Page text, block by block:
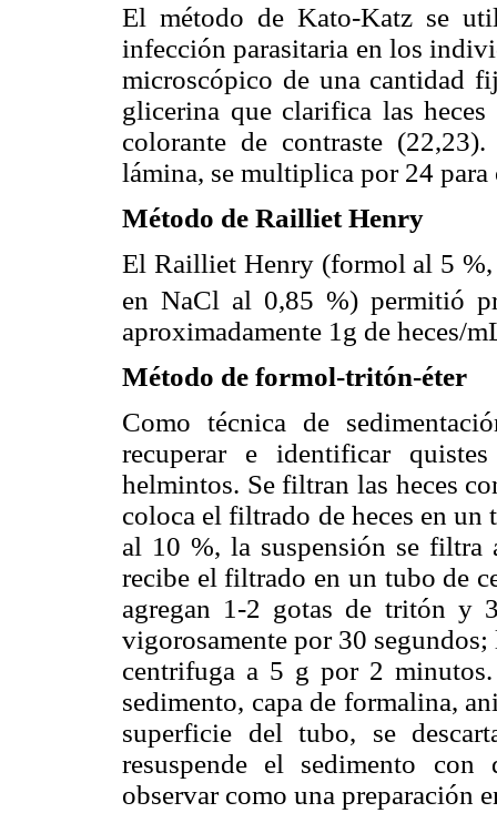
El método de Kato-Katz se
infección parasitaria en los
microscópico de una cantidad
glicerina que clarifica las
colorante de contraste
lámina, se multiplica por 24 para
Método de Railliet Henry
El Railliet Henry (formol al 5
en NaCl al 0,85 %) permitió
aproximadamente 1g de heces/
Método de formol-tritón-éter
Como técnica de
recuperar e identificar
helmintos. Se filtran las heces
coloca el filtrado de heces en
al 10 %, la suspensión se filtra
recibe el filtrado en un tubo de
agregan 1-2 gotas de tritón y
vigorosamente por 30
centrifuga a 5 g por 2
sedimento, capa de formalina,
superficie del tubo, se
resuspende el sedimento
observar como una preparación